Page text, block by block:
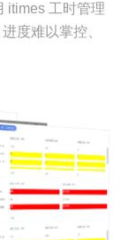
itimes 工时管理
度难以掌控、